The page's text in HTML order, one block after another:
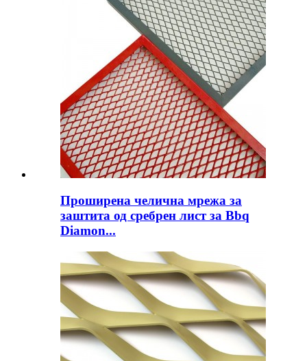
Проширена челична мрежа за
заштита од сребрен лист за Bbq
Diamon...